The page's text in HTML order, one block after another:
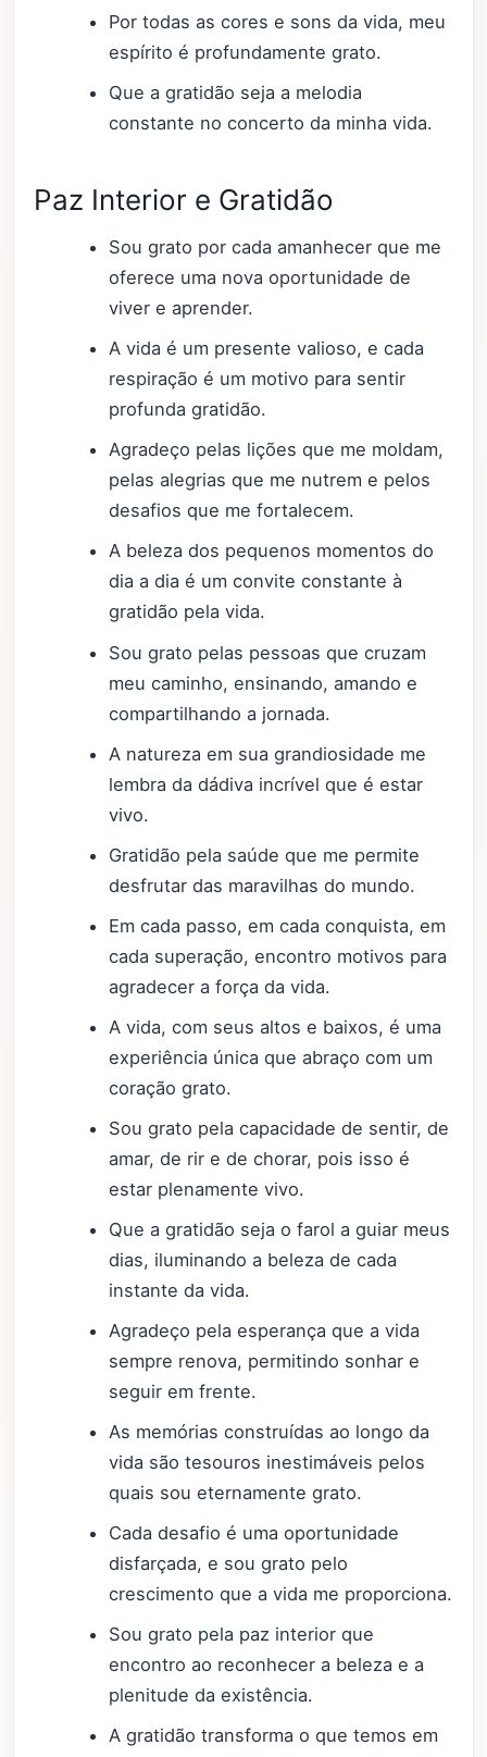
Por todas as cores e sons da vida, meu
espírito é profundamente grato.
Que a gratidão seja a melodia
constante no concerto da minha vida.
Paz Interior e Gratidão
Sou grato por cada amanhecer que me
oferece uma nova oportunidade de
viver e aprender.
A vida é um presente valioso, e cada
respiração é um motivo para sentir
profunda gratidão.
Agradeço pelas lições que me moldam,
pelas alegrias que me nutrem e pelos
desafios que me fortalecem.
A beleza dos pequenos momentos do
dia a dia é um convite constante à
gratidão pela vida.
Sou grato pelas pessoas que cruzam
meu caminho, ensinando, amando e
compartilhando a jornada.
A natureza em sua grandiosidade me
lembra da dádiva incrível que é estar
vivo.
Gratidão pela saúde que me permite
desfrutar das maravilhas do mundo.
Em cada passo, em cada conquista, em
cada superação, encontro motivos para
agradecer a força da vida.
A vida, com seus altos e baixos, é uma
experiência única que abraço com um
coração grato.
Sou grato pela capacidade de sentir, de
amar, de rir e de chorar, pois isso é
estar plenamente vivo.
Que a gratidão seja o farol a guiar meus
dias, iluminando a beleza de cada
instante da vida.
Agradeço pela esperança que a vida
sempre renova, permitindo sonhar e
seguir em frente.
As memórias construídas ao longo da
vida são tesouros inestimáveis pelos
quais sou eternamente grato.
Cada desafio é uma oportunidade
disfarçada, e sou grato pelo
crescimento que a vida me proporciona.
Sou grato pela paz interior que
encontro ao reconhecer a beleza e a
plenitude da existência.
A gratidão transforma o que temos em